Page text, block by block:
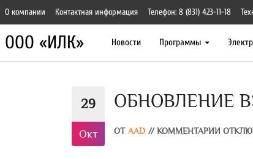
О компании Контактная информация Телефон: 8 (831) 423-11-18
ООО «ИЛК» Новости Программы
29
Окт
ОБНОВЛЕНИЕ
ОТ AAD // КОММЕНТАРИИ